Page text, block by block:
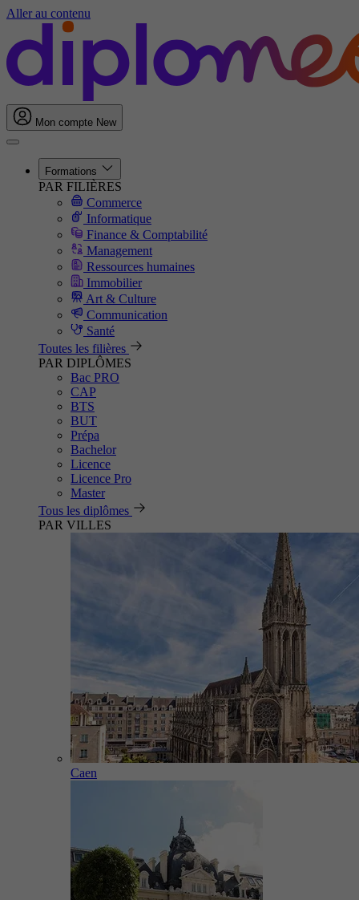
Aller au contenu
Mon compte New
Formations
PAR FILIÈRES
Commerce
Informatique
Finance & Comptabilité
Management
Ressources humaines
Immobilier
Art & Culture
Communication
Santé
Toutes les filières
PAR DIPLÔMES
Bac PRO
CAP
BTS
BUT
Prépa
Bachelor
Licence
Licence Pro
Master
Tous les diplômes
PAR VILLES
Caen